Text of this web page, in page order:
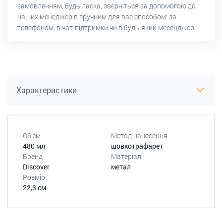
замовленням, будь ласка, зверніться за допомогою до
наших менеджерів зручним для вас способом: за
телефоном, в чат-підтримки чи в будь-який месенджер.
Характеристики
Об'єм
480 мл
Метод нанесення
шовкотрафарет
Бренд
Discover
Матеріал
метал
Розмір
22,3 см